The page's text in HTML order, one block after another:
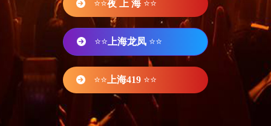
⭐⭐夜 上 海 ⭐⭐
⭐⭐ 上海龙凤 ⭐⭐
⭐⭐ 上海419 ⭐⭐